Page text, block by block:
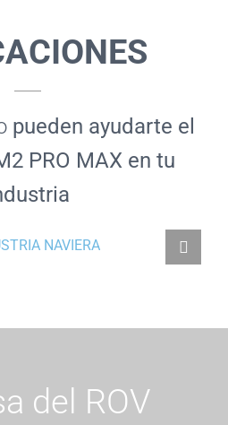
pueden ayudarte el
PRO MAX en tu
del ROV